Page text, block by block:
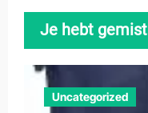
Je hebt gemist
Uncategorized